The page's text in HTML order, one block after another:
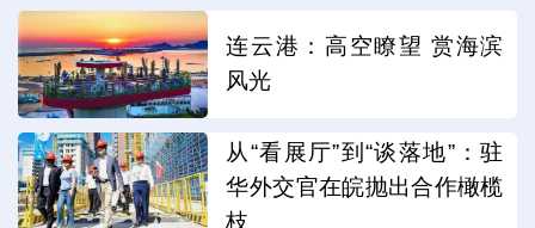
连云港：高空瞭望 赏海滨
风光
从“看展厅”到“谈落地”：驻
华外交官在皖抛出合作橄榄
枝